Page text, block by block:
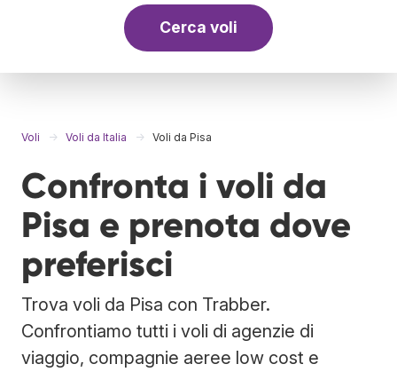
Cerca voli
Voli Voli da Italia Voli da Pisa
Confronta i voli da
Pisa e prenota dove
preferisci
Trova voli da Pisa con Trabber.
Confrontiamo tutti i voli di agenzie di
viaggio, compagnie aeree low cost e